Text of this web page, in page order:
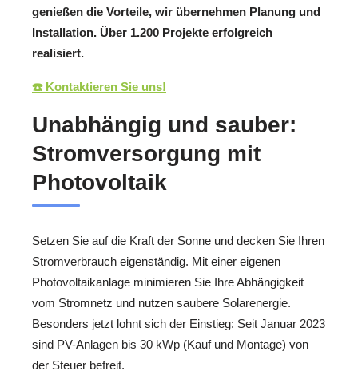
genießen die Vorteile, wir übernehmen Planung und
Installation. Über 1.200 Projekte erfolgreich
realisiert.
☎️ Kontaktieren Sie uns!
Unabhängig und sauber:
Stromversorgung mit
Photovoltaik
Setzen Sie auf die Kraft der Sonne und decken Sie Ihren
Stromverbrauch eigenständig. Mit einer eigenen
Photovoltaikanlage minimieren Sie Ihre Abhängigkeit
vom Stromnetz und nutzen saubere Solarenergie.
Besonders jetzt lohnt sich der Einstieg: Seit Januar 2023
sind PV-Anlagen bis 30 kWp (Kauf und Montage) von
der Steuer befreit.